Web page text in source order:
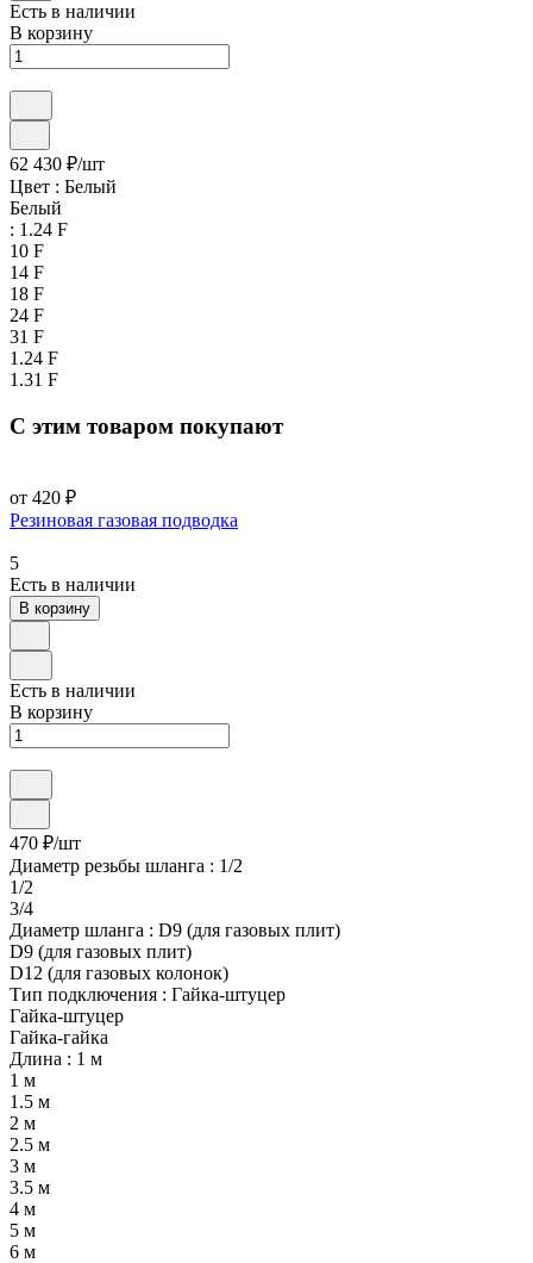
Есть в наличии
В корзину
62 430 ₽/шт
Цвет : Белый
Белый
: 1.24 F
10 F
14 F
18 F
24 F
31 F
1.24 F
1.31 F
С этим товаром покупают
от 420 ₽
Резиновая газовая подводка
5
Есть в наличии
В корзину
Есть в наличии
В корзину
470 ₽/шт
Диаметр резьбы шланга : 1/2
1/2
3/4
Диаметр шланга : D9 (для газовых плит)
D9 (для газовых плит)
D12 (для газовых колонок)
Тип подключения : Гайка-штуцер
Гайка-штуцер
Гайка-гайка
Длина : 1 м
1 м
1.5 м
2 м
2.5 м
3 м
3.5 м
4 м
5 м
6 м